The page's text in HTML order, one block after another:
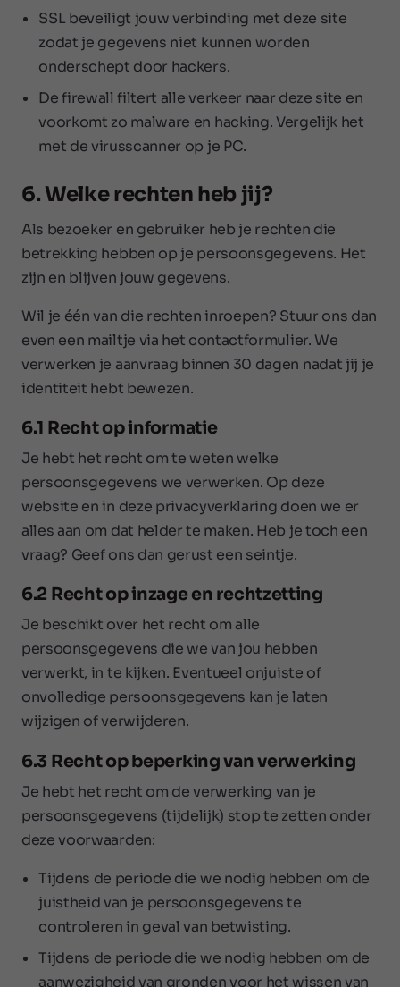
SSL beveiligt jouw verbinding met deze site
zodat je gegevens niet kunnen worden
onderschept door hackers.
De firewall filtert alle verkeer naar deze site en
voorkomt zo malware en hacking. Vergelijk het
met de virusscanner op je PC.
6. Welke rechten heb jij?
Als bezoeker en gebruiker heb je rechten die
betrekking hebben op je persoonsgegevens. Het
zijn en blijven jouw gegevens.
Wil je één van die rechten inroepen? Stuur ons dan
even een mailtje via het contactformulier. We
verwerken je aanvraag binnen 30 dagen nadat jij je
identiteit hebt bewezen.
6.1 Recht op informatie
Je hebt het recht om te weten welke
persoonsgegevens we verwerken. Op deze
website en in deze privacyverklaring doen we er
alles aan om dat helder te maken. Heb je toch een
vraag? Geef ons dan gerust een seintje.
6.2 Recht op inzage en rechtzetting
Je beschikt over het recht om alle
persoonsgegevens die we van jou hebben
verwerkt, in te kijken. Eventueel onjuiste of
onvolledige persoonsgegevens kan je laten
wijzigen of verwijderen.
6.3 Recht op beperking van verwerking
Je hebt het recht om de verwerking van je
persoonsgegevens (tijdelijk) stop te zetten onder
deze voorwaarden:
Tijdens de periode die we nodig hebben om de
juistheid van je persoonsgegevens te
controleren in geval van betwisting.
Tijdens de periode die we nodig hebben om de
aanwezigheid van gronden voor het wissen van